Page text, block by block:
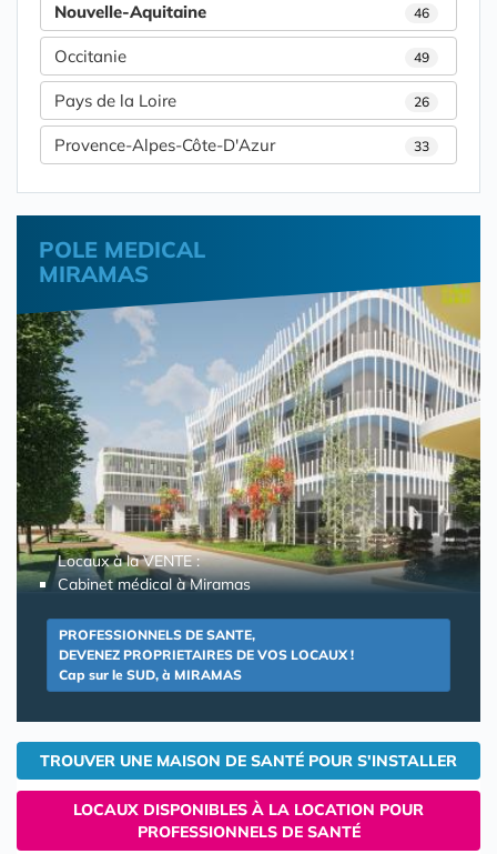
Nouvelle-Aquitaine 46
Occitanie 49
Pays de la Loire 26
Provence-Alpes-Côte-D'Azur 33
POLE MEDICAL
MIRAMAS
Locaux à la VENTE :
Cabinet médical à Miramas
PROFESSIONNELS DE SANTE,
DEVENEZ PROPRIETAIRES DE VOS LOCAUX !
Cap sur le SUD, à MIRAMAS
TROUVER UNE MAISON DE SANTÉ POUR S'INSTALLER
LOCAUX DISPONIBLES À LA LOCATION POUR
PROFESSIONNELS DE SANTÉ